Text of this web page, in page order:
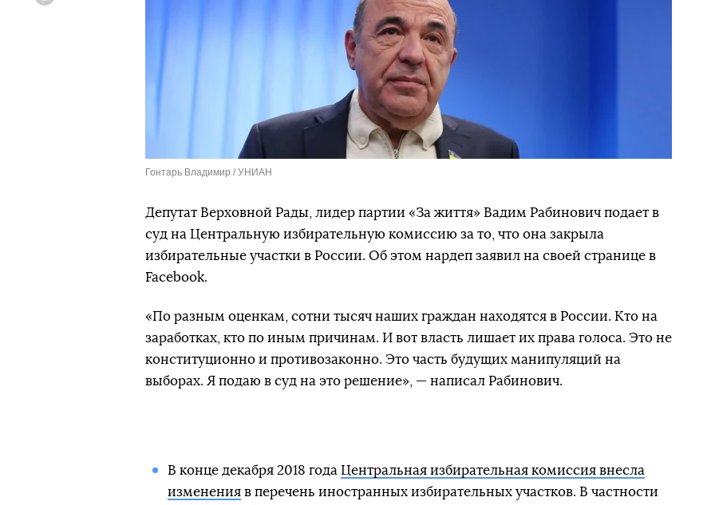
Гонтарь Владимир / УНИАН
Депутат Верховной Рады, лидер партии «За життя» Вадим Рабинович подает в
суд на Центральную избирательную комиссию за то, что она закрыла
избирательные участки в России. Об этом нардеп заявил на своей странице в
Facebook.
«По разным оценкам, сотни тысяч наших граждан находятся в России. Кто на
заработках, кто по иным причинам. И вот власть лишает их права голоса. Это не
конституционно и противозаконно. Это часть будущих манипуляций на
выборах. Я подаю в суд на это решение», — написал Рабинович.
В конце декабря 2018 года Центральная избирательная комиссия внесла
измененияв перечень иностранных избирательных участков. В частности